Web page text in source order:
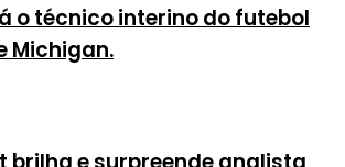
o técnico interino do futebol
Michigan.